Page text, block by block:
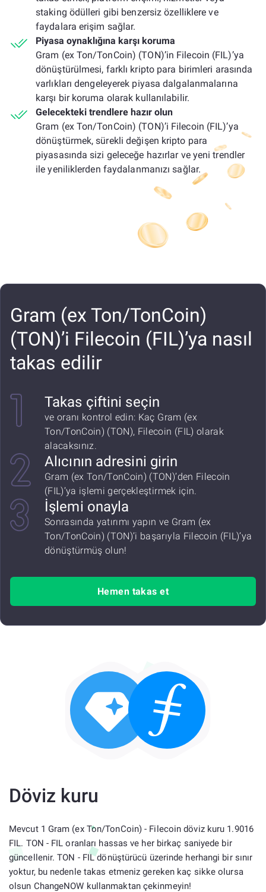
staking ödülleri gibi benzersiz özelliklere ve
faydalara erişim sağlar.
Piyasa oynaklığına karşı koruma
Gram (ex Ton/TonCoin) (TON)’in Filecoin (FIL)’ya
dönüştürülmesi, farklı kripto para birimleri arasında
varlıkları dengeleyerek piyasa dalgalanmalarına
karşı bir koruma olarak kullanılabilir.
Gelecekteki trendlere hazır olun
Gram (ex Ton/TonCoin) (TON)’i Filecoin (FIL)’ya
dönüştürmek, sürekli değişen kripto para
piyasasında sizi geleceğe hazırlar ve yeni trendler
ile yeniliklerden faydalanmanızı sağlar.
Gram (ex Ton/TonCoin)
(TON)’i Filecoin (FIL)’ya nasıl
takas edilir
Takas çiftini seçin
ve oranı kontrol edin: Kaç Gram (ex
Ton/TonCoin) (TON), Filecoin (FIL) olarak
alacaksınız.
Alıcının adresini girin
Gram (ex Ton/TonCoin) (TON)’den Filecoin
(FIL)’ya işlemi gerçekleştirmek için.
İşlemi onayla
Sonrasında yatırımı yapın ve Gram (ex
Ton/TonCoin) (TON)’i başarıyla Filecoin (FIL)’ya
dönüştürmüş olun!
Hemen takas et
Döviz kuru
Mevcut 1 Gram (ex Ton/TonCoin) - Filecoin döviz kuru 1.9016
FIL. TON - FIL oranları hassas ve her birkaç saniyede bir
güncellenir. TON - FIL dönüştürücü üzerinde herhangi bir sınır
yoktur, bu nedenle takas etmeniz gereken kaç sikke olursa
olsun ChangeNOW kullanmaktan çekinmeyin!